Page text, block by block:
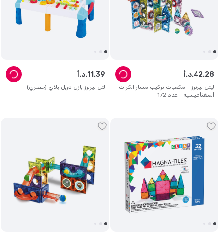
ليتل ليرنرز - مكعبات تركيب مسار الكرات
المغناطيسية - عدد 172
د.أ.42.28
لتل ليرنرز بازل دريل بلاي (حصري)
د.أ.11 .39